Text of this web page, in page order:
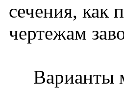
сечения, как
чертежам
Варианты